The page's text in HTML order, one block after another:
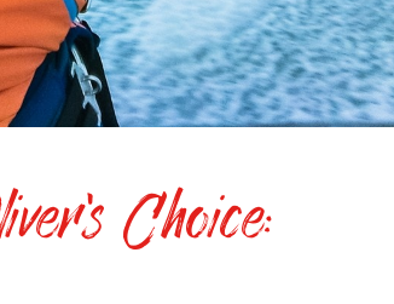
Choice: